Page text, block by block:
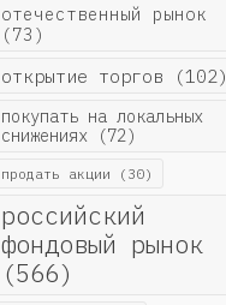
отечественный рынок
(73)
открытие торгов (102)
покупать на локальных
снижениях(72)
продать акции (30)
российский
фондовый рынок
(566)